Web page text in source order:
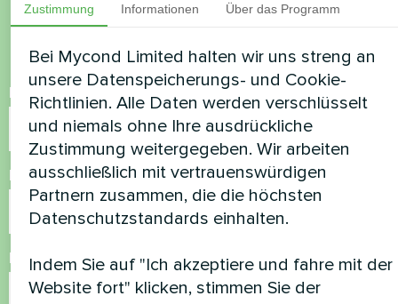
Kontaktieren Sie uns und wir werden Ihnen
helfen
Name
Rufnummer
E-Mail
Zustimmung Informationen Über das Programm
Bei Mycond Limited halten wir uns streng an
unsere Datenspeicherungs- und Cookie-
Richtlinien. Alle Daten werden verschlüsselt
und niemals ohne Ihre ausdrückliche
Zustimmung weitergegeben. Wir arbeiten
ausschließlich mit vertrauenswürdigen
Partnern zusammen, die die höchsten
Datenschutzstandards einhalten.
Indem Sie auf "Ich akzeptiere und fahre mit der
Website fort" klicken, stimmen Sie der